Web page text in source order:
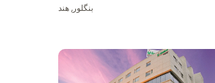
بنگلور,هند